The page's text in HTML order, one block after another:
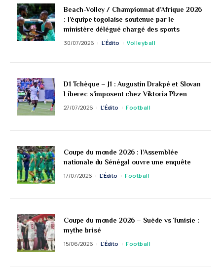
Beach-Volley / Championnat d’Afrique 2026
: l’équipe togolaise soutenue par le
ministère délégué chargé des sports
30/07/2026 L'Édito Volleyball
D1 Tchèque – J1 : Augustin Drakpé et Slovan
Liberec s’imposent chez Viktoria Plzen
27/07/2026 L'Édito Football
Coupe du monde 2026 : l’Assemblée
nationale du Sénégal ouvre une enquête
17/07/2026 L'Édito Football
Coupe du monde 2026 – Suède vs Tunisie :
mythe brisé
15/06/2026 L'Édito Football